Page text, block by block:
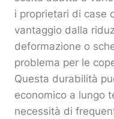
i proprietari di case
vantaggio dalla
deformazione o
problema per le
Questa durabilità
economico a lungo
necessità di